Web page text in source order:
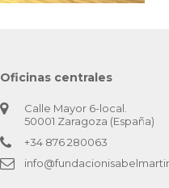
Oficinas centrales
Calle Mayor 6-local.
50001 Zaragoza (España)
+34 876 280063